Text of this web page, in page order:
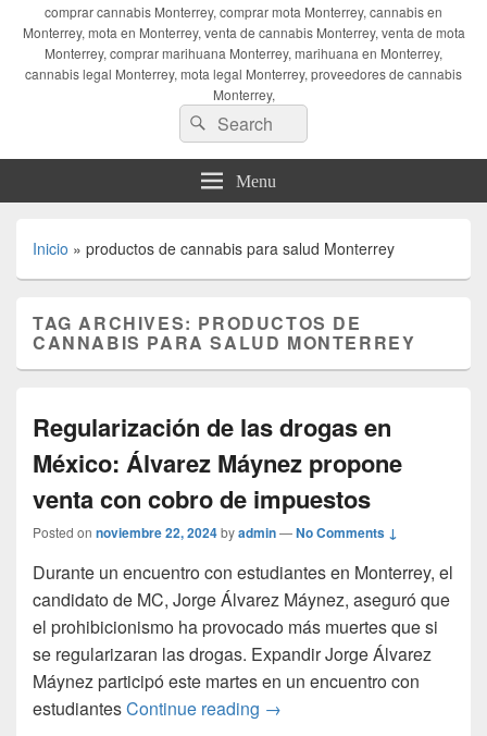
comprar cannabis Monterrey, comprar mota Monterrey, cannabis en
Monterrey, mota en Monterrey, venta de cannabis Monterrey, venta de mota
Monterrey, comprar marihuana Monterrey, marihuana en Monterrey,
cannabis legal Monterrey, mota legal Monterrey, proveedores de cannabis
Monterrey,
Search
for:
Search
Menu
Inicio » productos de cannabis para salud Monterrey
TAG ARCHIVES: PRODUCTOS DE
CANNABIS PARA SALUD MONTERREY
Regularización de las drogas en
México: Álvarez Máynez propone
venta con cobro de impuestos
Posted on noviembre 22, 2024byadmin—No Comments ↓
Durante un encuentro con estudiantes en Monterrey, el
candidato de MC, Jorge Álvarez Máynez, aseguró que
el prohibicionismo ha provocado más muertes que si
se regularizaran las drogas. Expandir Jorge Álvarez
Máynez participó este martes en un encuentro con
estudiantesContinue reading Regularización de las
→